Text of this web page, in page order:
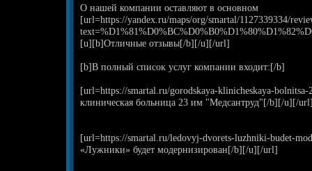
О нашей компании оставляют в основном
[url=https://yandex.ru/maps/org/smartal/1127339334/
[u][b]Отличные отзывы[/b][/u][/url]
[b]В полный список услуг компании входит:[/b]
[url=https://smartal.ru/gorodskaya-klinicheskaya-
клиническая больница 23 им "Медсантруд"[/b][/u][/
[url=https://smartal.ru/ledovyj-dvorets-luzhniki-budet-
«Лужники» будет модернизирован[/b][/u][/url]